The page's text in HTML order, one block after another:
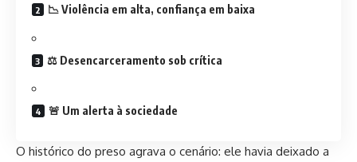
📉 Violência em alta, confiança em baixa
⚖️ Desencarceramento sob crítica
🚨 Um alerta à sociedade
O histórico do preso agrava o cenário: ele havia deixado a